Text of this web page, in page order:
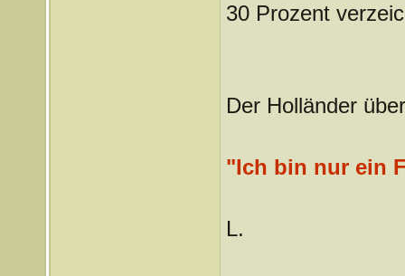
30 Prozent
Der Holländer
"Ich bin nur ein
L.